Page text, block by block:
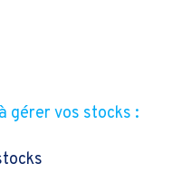
gérer vos stocks :